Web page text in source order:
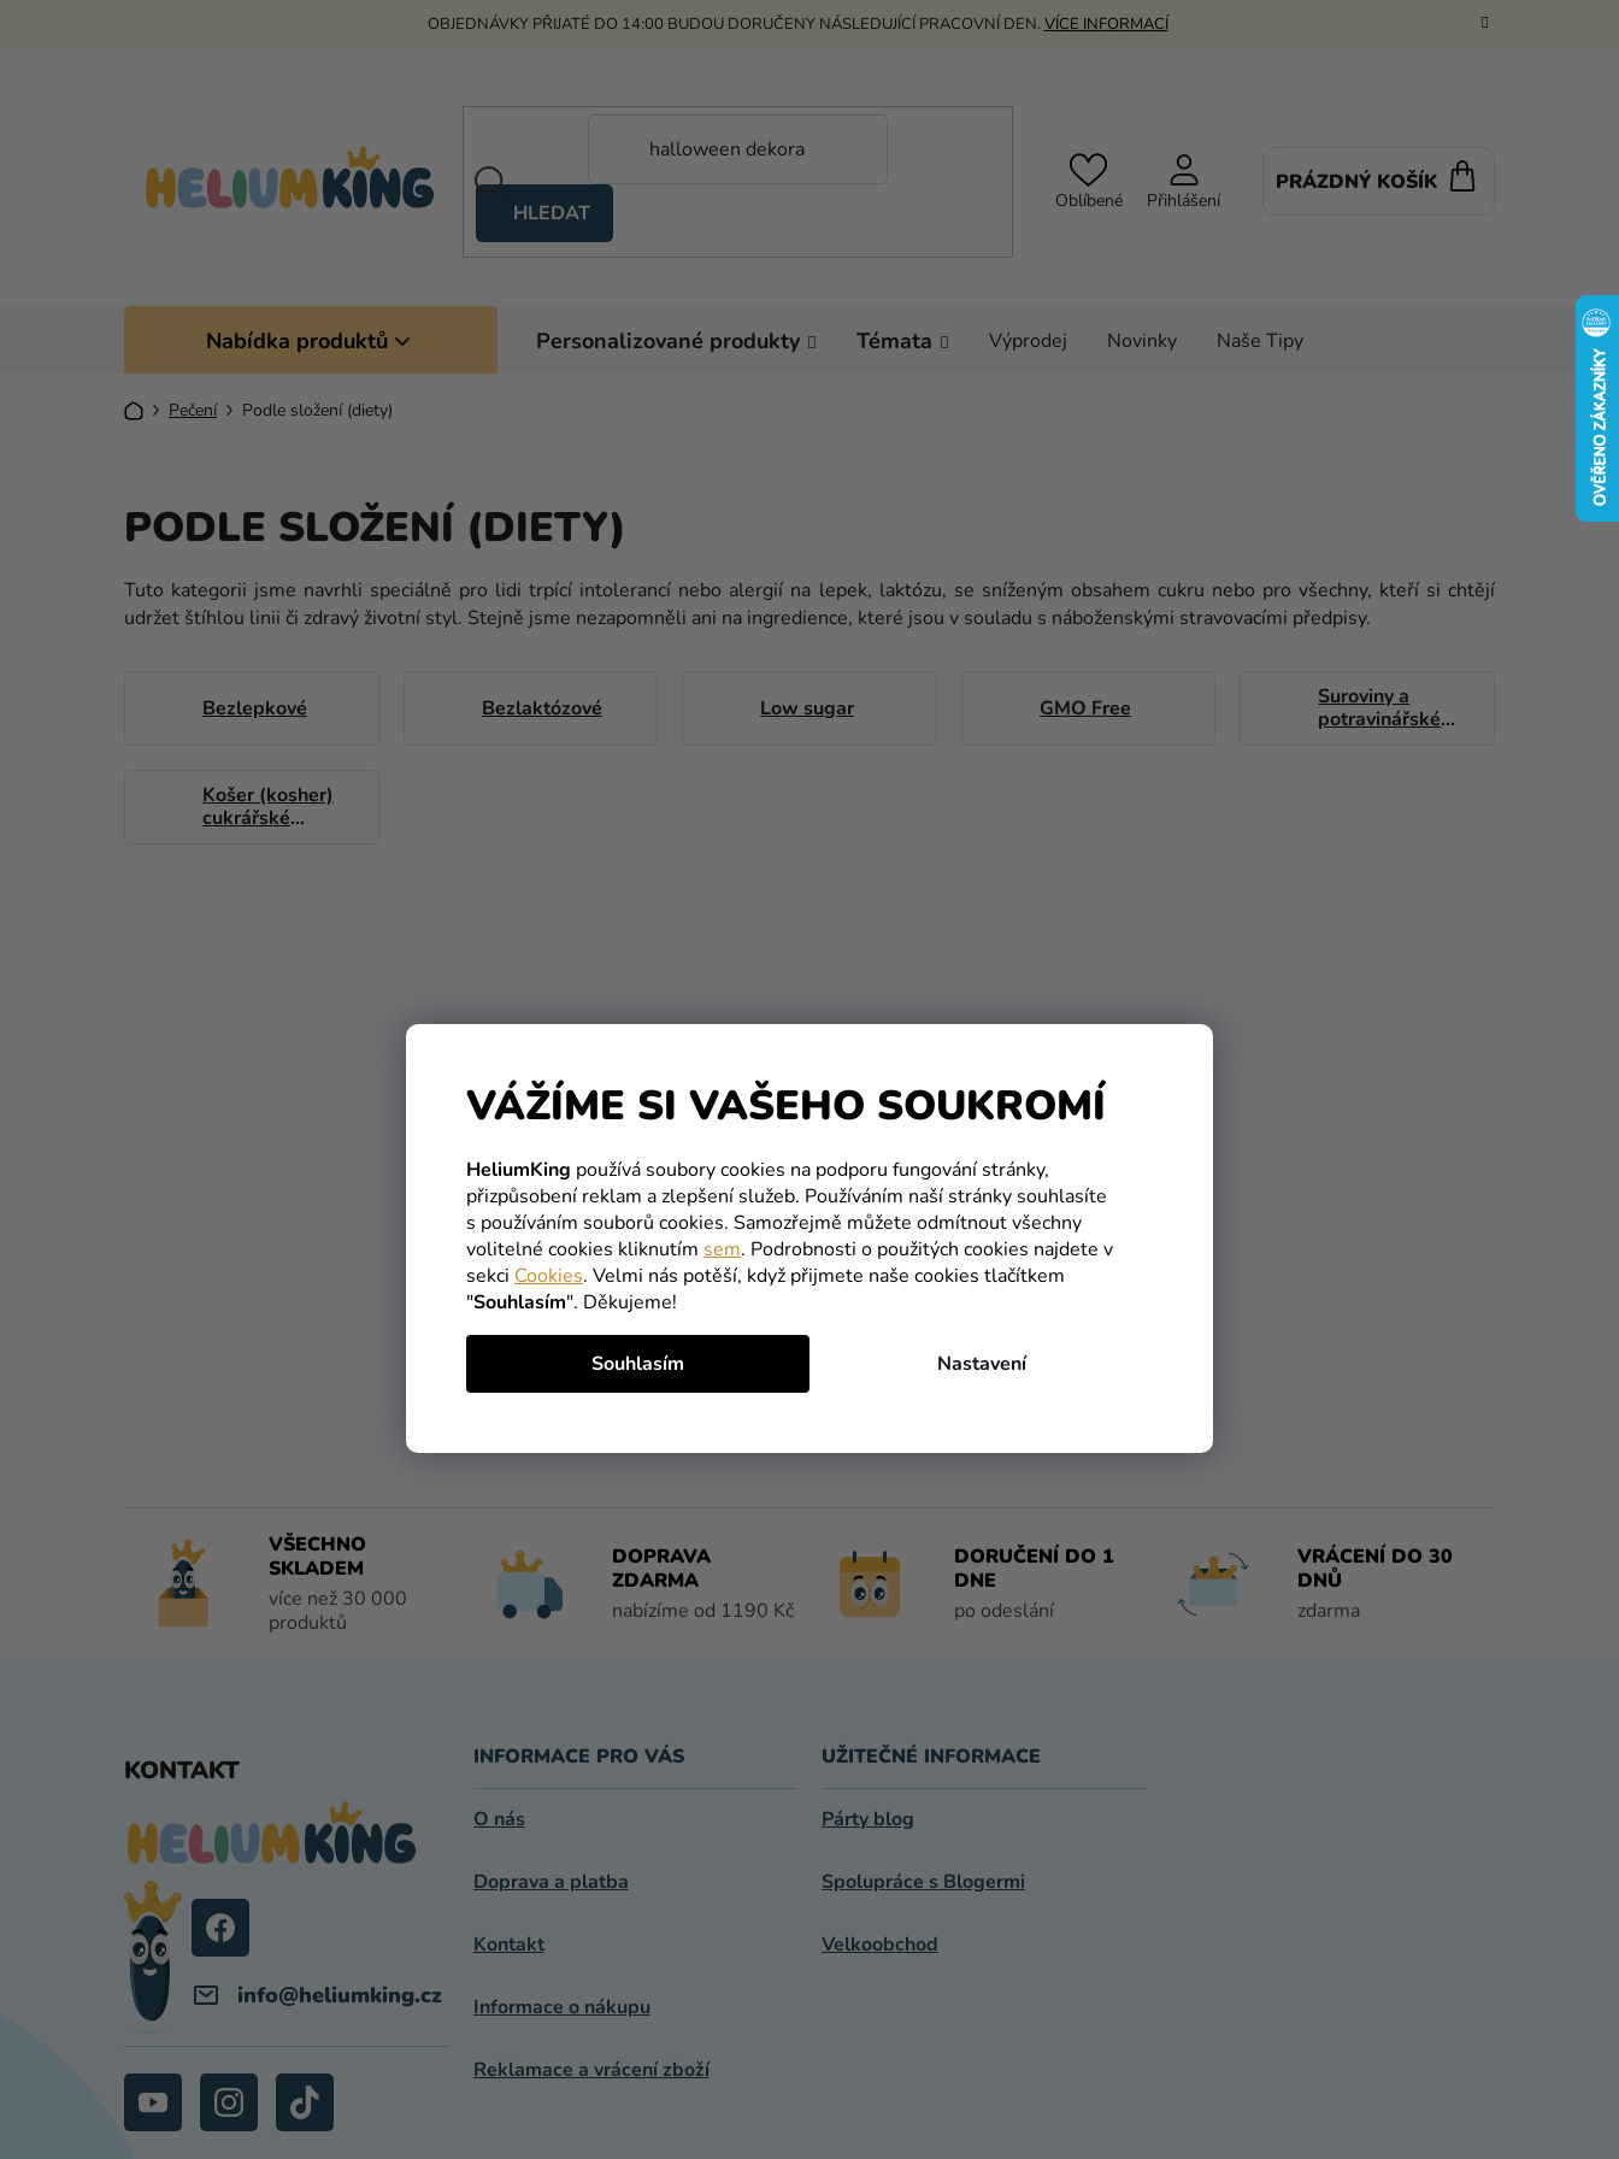
VÁŽÍME SI VAŠEHO SOUKROMÍ
HeliumKing používá soubory cookies na podporu fungování stránky,
přizpůsobení reklam a zlepšení služeb. Používáním naší stránky souhlasíte
s používáním souborů cookies. Samozřejmě můžete odmítnout všechny
volitelné cookies kliknutím sem. Podrobnosti o použitých cookies najdete v
sekci Cookies. Velmi nás potěší, když přijmete naše cookies tlačítkem
"Souhlasím". Děkujeme!
Nastavení
Souhlasím
OBJEDNÁVKY PŘIJATÉ DO 14:00 BUDOU DORUČENY NÁSLEDUJÍCÍ PRACOVNÍ DEN. VÍCE INFORMACÍ
HLEDAT Oblíbené Přihlášení
PRÁZDNÝ KOŠÍK
Nabídka produktů Personalizované produkty Témata Výprodej Novinky Naše Tipy
Domů Pečení Podle složení (diety)
PODLE SLOŽENÍ (DIETY)
Tuto kategorii jsme navrhli speciálně pro lidi trpící intolerancí nebo alergií na lepek, laktózu, se sníženým obsahem cukru nebo pro všechny, kteří si chtějí
udržet štíhlou linii či zdravý životní styl. Stejně jsme nezapomněli ani na ingredience, které jsou v souladu s náboženskými stravovacími předpisy.
Bezlepkové Bezlaktózové Low sugar GMO Free
Suroviny a
potravinářské
Košer (kosher)
cukrářské
Můžete se ale podívat na ostatní kategorie.
ZPĚT DO OBCHODU
VŠECHNO
SKLADEM
více než 30 000
produktů
DOPRAVA
ZDARMA
nabízíme od 1190 Kč
DORUČENÍ DO 1
DNE
po odeslání
VRÁCENÍ DO 30
DNŮ
zdarma
KONTAKT
info@heliumking.cz
INFORMACE PRO VÁS
O nás
Doprava a platba
Kontakt
Informace o nákupu
Reklamace a vrácení zboží
UŽITEČNÉ INFORMACE
Párty blog
Spolupráce s Blogermi
Velkoobchod